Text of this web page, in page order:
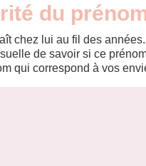
du
chez lui au fil des
de savoir si ce
qui correspond à vos